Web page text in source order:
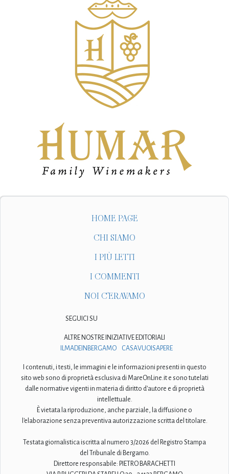
HOME PAGE
CHI SIAMO
I PIÙ LETTI
I COMMENTI
NOI C'ERAVAMO
SEGUICI SU
ALTRE NOSTRE INIZIATIVE EDITORIALI
ILMADEINBERGAMO
CASAVUOISAPERE
I contenuti, i testi, le immagini e le informazioni presenti in questo
sito web sono di proprietà esclusiva di MareOnLine.it e sono tutelati
dalle normative vigenti in materia di diritto d'autore e di proprietà
intellettuale.
È vietata la riproduzione, anche parziale, la diffusione o
l'elaborazione senza preventiva autorizzazione scritta del titolare.
Testata giornalistica iscritta al numero 3/2026 del Registro Stampa
del Tribunale di Bergamo.
Direttore responsabile: PIETRO BARACHETTI